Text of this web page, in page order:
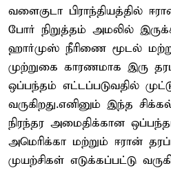
வளைகுடா பிராந்தியத்தில்
போர் நிறுத்தம் அமலில்
ஹார்முஸ் நீரிணை மூடல்
முற்றுகை காரணமாக இரு
ஒப்பந்தம் எட்டப்படுவதில்
வருகிறது.எனினும் இந்த
நிரந்தர அமைதிக்கான
அமெரிக்கா மற்றும் ஈரான்
முயற்சிகள் எடுக்கப்பட்டு